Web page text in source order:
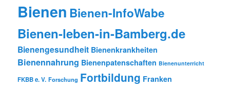
Bienen Bienen-InfoWabe
Bienen-leben-in-Bamberg.de
Bienengesundheit Bienenkrankheiten
Bienennahrung Bienenpatenschaften Bienenunterricht
FKBB e. V. Forschung Fortbildung Franken